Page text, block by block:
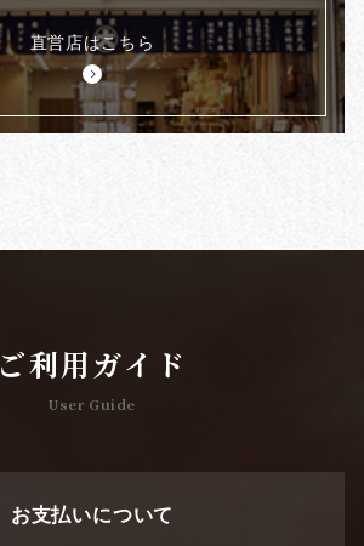
直営店はこちら
ご利用ガイド
User Guide
お支払いについて